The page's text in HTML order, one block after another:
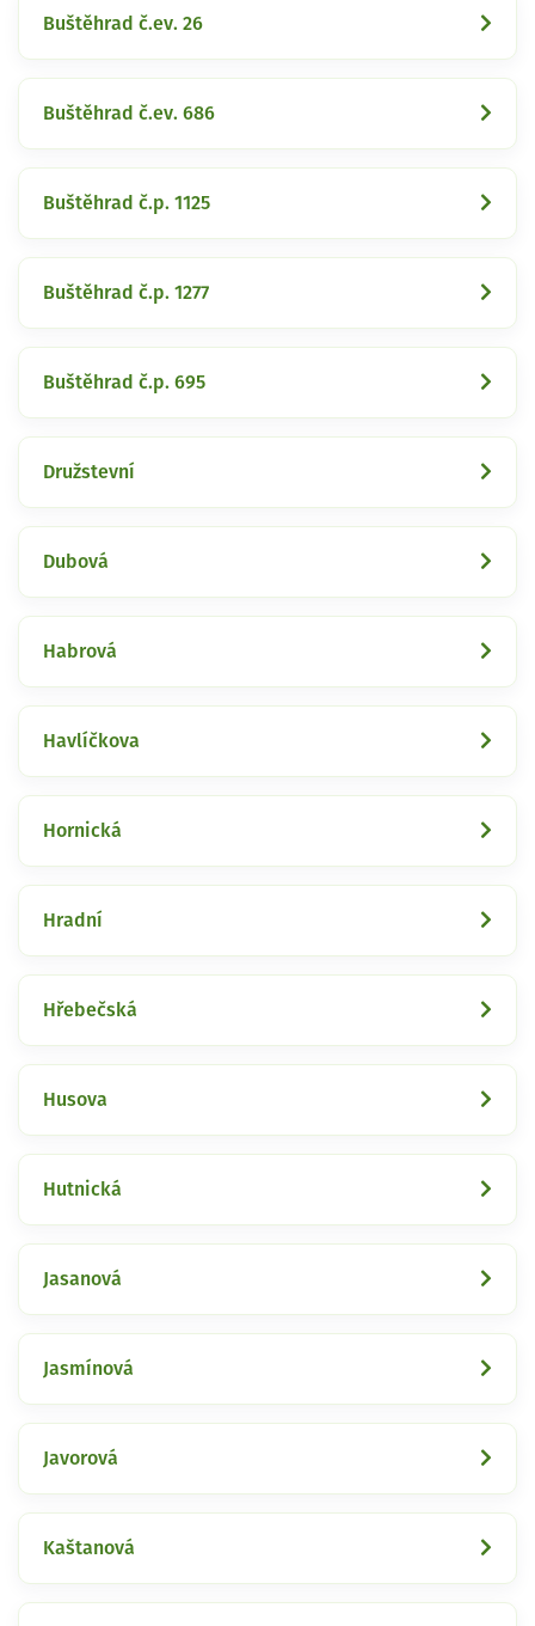
Buštěhrad č.ev. 26
Buštěhrad č.ev. 686
Buštěhrad č.p. 1125
Buštěhrad č.p. 1277
Buštěhrad č.p. 695
Družstevní
Dubová
Habrová
Havlíčkova
Hornická
Hradní
Hřebečská
Husova
Hutnická
Jasanová
Jasmínová
Javorová
Kaštanová